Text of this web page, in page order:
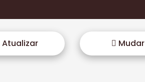
Atualizar Mudar